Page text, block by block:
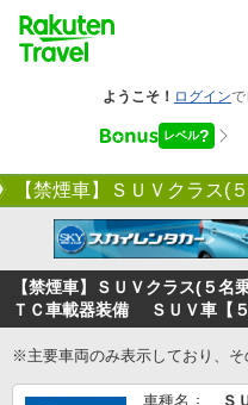
【禁煙車】ＳＵＶクラ
【禁煙車】ＳＵＶクラス(５
ＴＣ車載器装備 ＳＵＶ車【
※主要車両のみ表示しており、そ
車種名
Ｓ